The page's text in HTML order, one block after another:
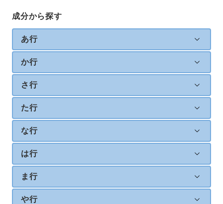
成分から探す
あ行
か行
さ行
た行
な行
は行
ま行
や行